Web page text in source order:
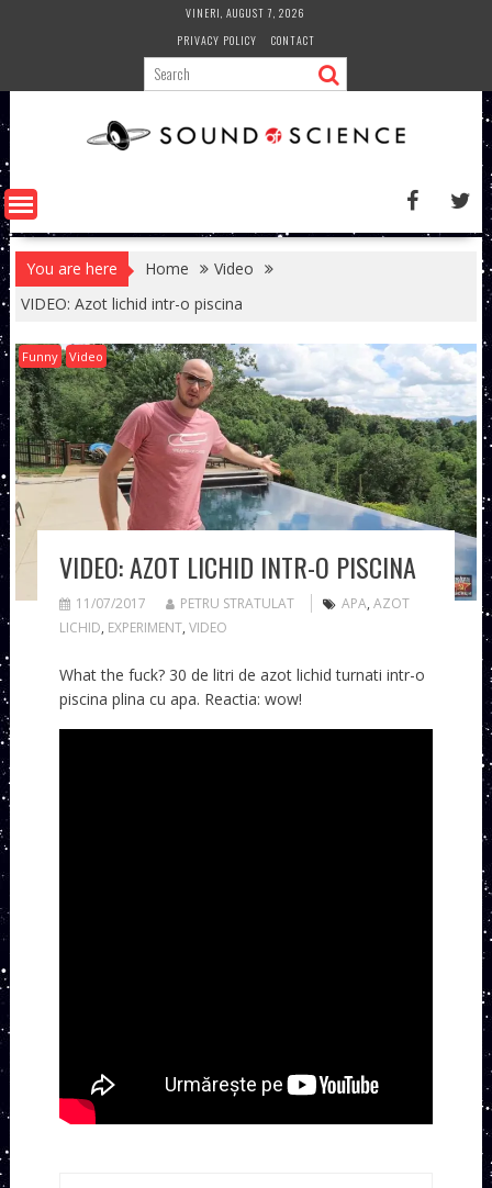
VINERI, AUGUST 7, 2026
PRIVACY POLICY
CONTACT
You are here Home
Video
VIDEO: Azot lichid intr-o piscina
Funny Video
VIDEO: AZOT LICHID INTR-O PISCINA
11/07/2017 PETRU STRATULAT APA, AZOT
LICHID, EXPERIMENT, VIDEO
What the fuck? 30 de litri de azot lichid turnati intr-o
piscina plina cu apa. Reactia: wow!